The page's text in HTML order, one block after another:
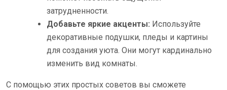
затрудненности.
Добавьте яркие акценты: Используйте
декоративные подушки, пледы и картины
для создания уюта. Они могут кардинально
изменить вид комнаты.
С помощью этих простых советов вы сможете